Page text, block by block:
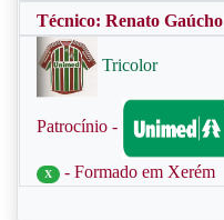
Técnico: Renato Gaúcho
Tricolor
Patrocínio -
X - Formado em Xerém